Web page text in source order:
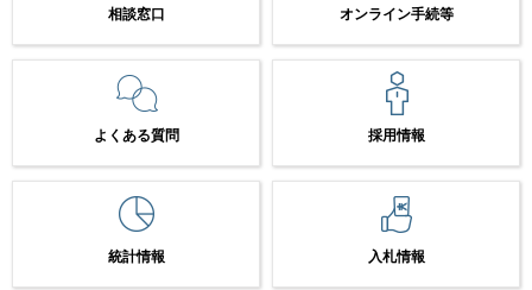
相談窓口 オンライン手続等
よくある質問 採用情報
統計情報 入札情報